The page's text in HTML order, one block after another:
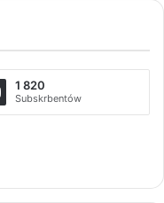
1 820
Subskrbentów